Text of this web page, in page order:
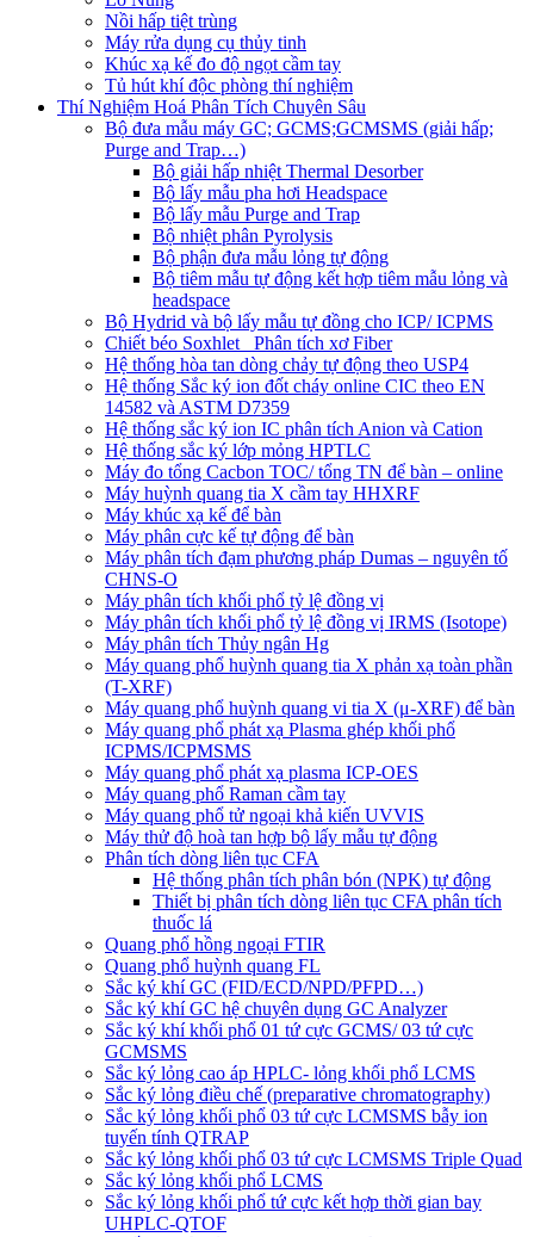
Nồi hấp tiệt trùng
Máy rửa dụng cụ thủy tinh
Khúc xạ kế đo độ ngọt cầm tay
Tủ hút khí độc phòng thí nghiệm
Thí Nghiệm Hoá Phân Tích Chuyên Sâu
Bộ đưa mẫu máy GC; GCMS;GCMSMS (giải hấp;
Purge and Trap…)
Bộ giải hấp nhiệt Thermal Desorber
Bộ lấy mẫu pha hơi Headspace
Bộ lấy mẫu Purge and Trap
Bộ nhiệt phân Pyrolysis
Bộ phận đưa mẫu lỏng tự động
Bộ tiêm mẫu tự động kết hợp tiêm mẫu lỏng và
headspace
Bộ Hydrid và bộ lấy mẫu tự đồng cho ICP/ ICPMS
Chiết béo Soxhlet_ Phân tích xơ Fiber
Hệ thống hòa tan dòng chảy tự động theo USP4
Hệ thống Sắc ký ion đốt cháy online CIC theo EN
14582 và ASTM D7359
Hệ thống sắc ký ion IC phân tích Anion và Cation
Hệ thống sắc ký lớp mỏng HPTLC
Máy đo tổng Cacbon TOC/ tổng TN để bàn – online
Máy huỳnh quang tia X cầm tay HHXRF
Máy khúc xạ kế để bàn
Máy phân cực kế tự động để bàn
Máy phân tích đạm phương pháp Dumas – nguyên tố
CHNS-O
Máy phân tích khối phổ tỷ lệ đồng vị
Máy phân tích khối phổ tỷ lệ đồng vị IRMS (Isotope)
Máy phân tích Thủy ngân Hg
Máy quang phổ huỳnh quang tia X phản xạ toàn phần
(T-XRF)
Máy quang phổ huỳnh quang vi tia X (μ-XRF) để bàn
Máy quang phổ phát xạ Plasma ghép khối phổ
ICPMS/ICPMSMS
Máy quang phổ phát xạ plasma ICP-OES
Máy quang phổ Raman cầm tay
Máy quang phổ tử ngoại khả kiến UVVIS
Máy thử độ hoà tan hợp bộ lấy mẫu tự động
Phân tích dòng liên tục CFA
Hệ thống phân tích phân bón (NPK) tự động
Thiết bị phân tích dòng liên tục CFA phân tích
thuốc lá
Quang phổ hồng ngoại FTIR
Quang phổ huỳnh quang FL
Sắc ký khí GC (FID/ECD/NPD/PFPD…)
Sắc ký khí GC hệ chuyên dụng GC Analyzer
Sắc ký khí khối phổ 01 tứ cực GCMS/ 03 tứ cực
GCMSMS
Sắc ký lỏng cao áp HPLC- lỏng khối phổ LCMS
Sắc ký lỏng điều chế (preparative chromatography)
Sắc ký lỏng khối phổ 03 tứ cực LCMSMS bẫy ion
tuyến tính QTRAP
Sắc ký lỏng khối phổ 03 tứ cực LCMSMS Triple Quad
Sắc ký lỏng khối phổ LCMS
Sắc ký lỏng khối phổ tứ cực kết hợp thời gian bay
UHPLC-QTOF